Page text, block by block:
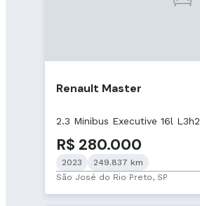
Renault Master
2.3 Minibus Executive 16l L3h2
R$ 280.000
2023
249.837 km
São José do Rio Preto, SP